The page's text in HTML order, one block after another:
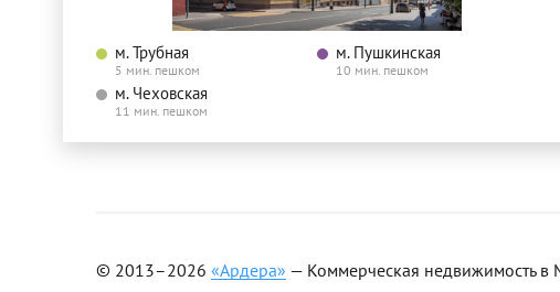
м. Трубная
5 мин. пешком
м. Пушкинская
10 мин. пешком
м. Чеховская
11 мин. пешком
© 2013–2026 «Ардера» — Коммерческая недвижимость в